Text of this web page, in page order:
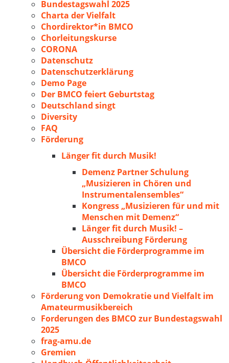
Bundestagswahl 2025
Charta der Vielfalt
Chordirektor*in BMCO
Chorleitungskurse
CORONA
Datenschutz
Datenschutzerklärung
Demo Page
Der BMCO feiert Geburtstag
Deutschland singt
Diversity
FAQ
Förderung
Länger fit durch Musik!
Demenz Partner Schulung
„Musizieren in Chören und
Instrumentalensembles“
Kongress „Musizieren für und mit
Menschen mit Demenz“
Länger fit durch Musik! –
Ausschreibung Förderung
Übersicht die Förderprogramme im
BMCO
Übersicht die Förderprogramme im
BMCO
Förderung von Demokratie und Vielfalt im
Amateurmusikbereich
Forderungen des BMCO zur Bundestagswahl
2025
frag-amu.de
Gremien